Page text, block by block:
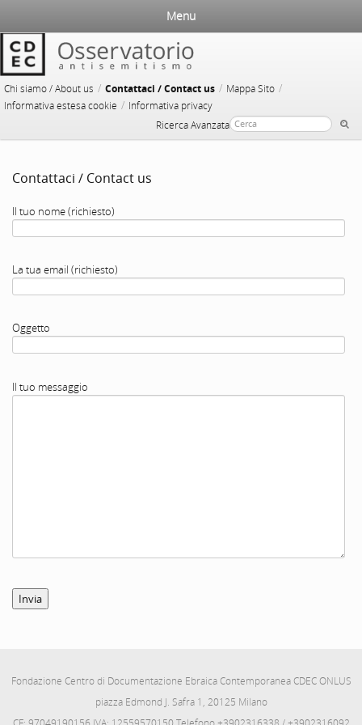
Chi siamo / About us / Contattaci / Contact us / Mappa Sito /
Informativa estesa cookie / Informativa privacy
Ricerca Avanzata
Menu
Contattaci / Contact us
Il tuo nome (richiesto)
La tua email (richiesto)
Oggetto
Il tuo messaggio
Fondazione Centro di Documentazione Ebraica Contemporanea CDEC ONLUS
piazza Edmond J. Safra 1, 20125 Milano